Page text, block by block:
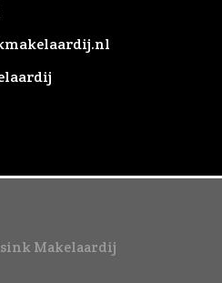
Makelaardij